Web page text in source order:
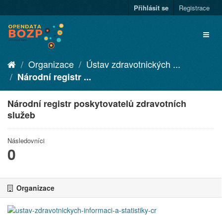
Přihlásit se Registrace
Organizace
Ústav zdravotnických ...
Národní registr ...
Národní registr poskytovatelů zdravotních
služeb
Následovníci
0
Organizace